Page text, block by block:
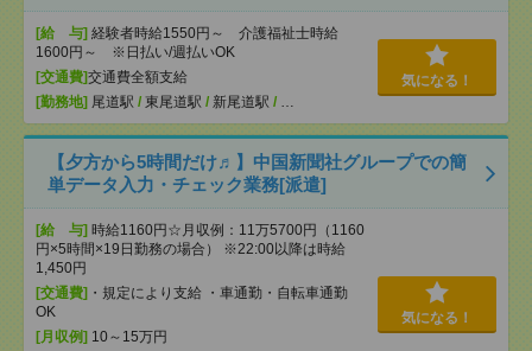
[給 与] 経験者時給1550円～ 介護福祉士時給
1600円～ ※日払い/週払いOK
[交通費]交通費全額支給
[勤務地] 尾道駅 / 東尾道駅 / 新尾道駅 / …
気になる！
【夕方から5時間だけ♬】中国新聞社グループでの簡
単データ入力・チェック業務[派遣]
[給 与] 時給1160円☆月収例：11万5700円（1160
円×5時間×19日勤務の場合） ※22:00以降は時給
1,450円
[交通費] ・規定により支給 ・車通勤・自転車通勤
OK
[月収例] 10～15万円
気になる！